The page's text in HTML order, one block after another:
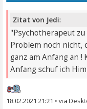
Zitat von Jedi:
"Psychotherapeut
Problem noch nicht,
ganz am Anfang an
Anfang schuf ich
18.02.2021 21:21 •